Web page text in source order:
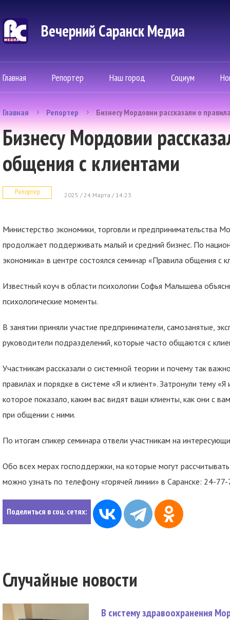
Вечерний Саранск Mедиа
Главная Репортер Наш город Социум
Главная Репортер Бизнесу Мордовии рассказали о
Бизнесу Мордовии
общения с клиентами
Репортер 2025 / 24 Марта / 14:23
Министерство экономики, торговли и предпринимательства
продолжает поддерживать малый и средний бизнес. По
экономика» в центре состоялся семинар «Правила общения с
Известный коуч в области психологии Софья Малышева
психологические моменты.
В занятии приняли участие предприниматели, самозанятые,
руководители подразделений, которые часто общаются с
Участникам рассказали о системной теории и почему так
правилах и порядке в системе «Я и клиент». Затронули тему
которое показало, каким вас видят ваши клиенты, как они с
при общении с ними.
По итогам спикер семинара отвели участникам на
Обо всех мерах господдержки, на которые могут
можно узнать по телефону «горячей линии» в Саранске: 24-77-
Поделиться в соц. сетях:
Случайные новости
В систему здравоохранения